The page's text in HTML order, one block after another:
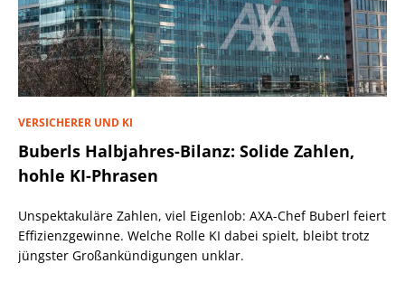
VERSICHERER UND KI
Buberls Halbjahres-Bilanz: Solide Zahlen,
hohle KI-Phrasen
Unspektakuläre Zahlen, viel Eigenlob: AXA-Chef Buberl feiert
Effizienzgewinne. Welche Rolle KI dabei spielt, bleibt trotz
jüngster Großankündigungen unklar.